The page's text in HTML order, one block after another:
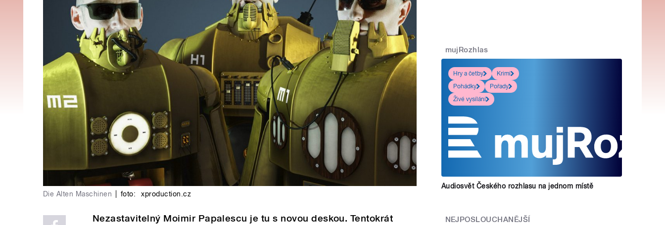
Die Alten Maschinen foto: xproduction.cz
Nezastavitelný Moimir Papalescu je tu s novou deskou. Tentokrát
mujRozhlas
Hry a četby
Krimi
Pohádky
Pořady
Živé vysílání
Audiosvět Českého rozhlasu na jednom místě
NEJPOSLOUCHANĚJŠÍ